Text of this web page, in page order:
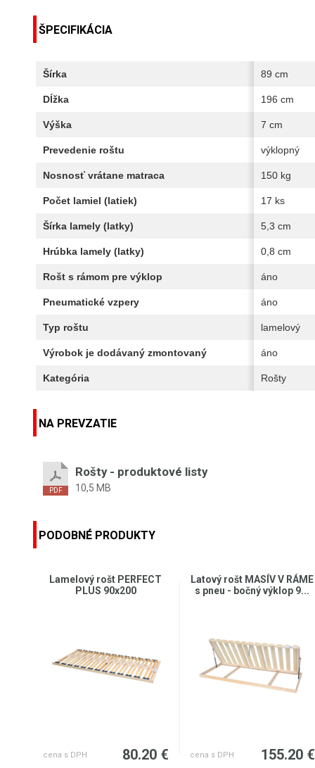
ŠPECIFIKÁCIA
Šírka 89 cm
Dĺžka 196 cm
Výška 7 cm
Prevedenie roštu výklopný
Nosnosť vrátane matraca 150 kg
Počet lamiel (latiek) 17 ks
Šírka lamely (latky) 5,3 cm
Hrúbka lamely (latky) 0,8 cm
Rošt s rámom pre výklop áno
Pneumatické vzpery áno
Typ roštu lamelový
Výrobok je dodávaný zmontovaný áno
Kategória Rošty
NA PREVZATIE
Rošty - produktové listy
10,5 MB
PODOBNÉ PRODUKTY
Lamelový rošt PERFECT
PLUS 90x200
cena s DPH 80.20 €
Latový rošt MASÍV V RÁME
s pneu - bočný výklop 9...
cena s DPH 155.20 €